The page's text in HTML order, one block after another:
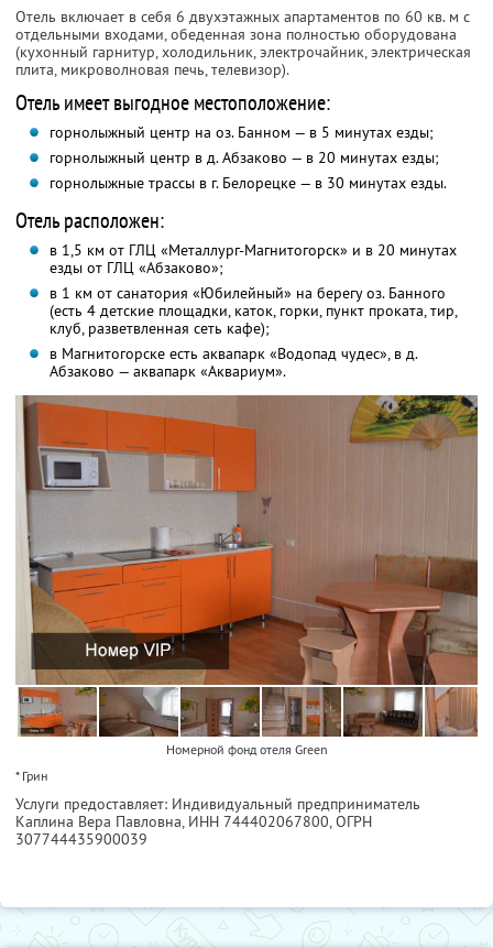
Отель включает в себя 6 двухэтажных апартаментов по 60 кв. м с
отдельными входами, обеденная зона полностью оборудована
(кухонный гарнитур, холодильник, электрочайник, электрическая
плита, микроволновая печь, телевизор).
Отель имеет выгодное местоположение:
горнолыжный центр на оз. Банном — в 5 минутах езды;
горнолыжный центр в д. Абзаково — в 20 минутах езды;
горнолыжные трассы в г. Белорецке — в 30 минутах езды.
Отель расположен:
в 1,5 км от ГЛЦ «Металлург-Магнитогорск» и в 20 минутах
езды от ГЛЦ «Абзаково»;
в 1 км от санатория «Юбилейный» на берегу оз. Банного
(есть 4 детские площадки, каток, горки, пункт проката, тир,
клуб, разветвленная сеть кафе);
в Магнитогорске есть аквапарк «Водопад чудес», в д.
Абзаково — аквапарк «Аквариум».
Номерной фонд отеля Green
* Грин
Услуги предоставляет: Индивидуальный предприниматель
Каплина Вера Павловна, ИНН 744402067800, ОГРН
307744435900039